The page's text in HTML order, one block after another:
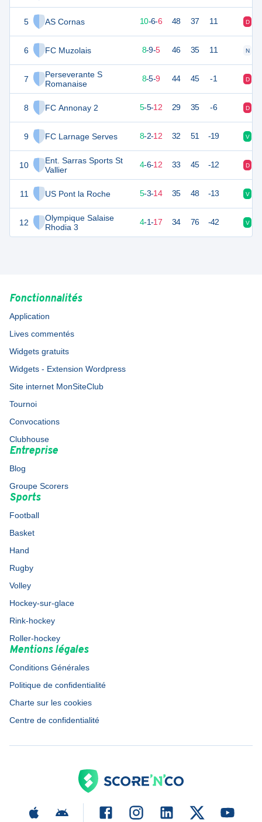
5 AS Cornas
6 FC Muzolais
7
Perseverante S
Romanaise
8 FC Annonay 2
9 FC Larnage Serves
10
Ent. Sarras Sports St
Vallier
11 US Pont la Roche
12
Olympique Salaise
Rhodia 3
10-6-6 48 37 11 D
8-9-5 46 35 11 N
8-5-9 44 45 -1 D
5-5-12 29 35 -6 D
20 8-2-12 32 51 -19 V
18 22 4-6-12 33 45 -12 D
18 5-3-14 35 48 -13 V
13 4-1-17 34 76 -42 V
Fonctionnalités
Application
Lives commentés
Widgets gratuits
Widgets - Extension Wordpress
Site internet MonSiteClub
Tournoi
Convocations
Clubhouse
Entreprise
Blog
Groupe Scorers
Sports
Football
Basket
Hand
Rugby
Volley
Hockey-sur-glace
Rink-hockey
Roller-hockey
Mentions légales
Conditions Générales
Politique de confidentialité
Charte sur les cookies
Centre de confidentialité